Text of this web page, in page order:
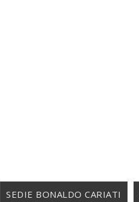
SEDIE BONALDO CARIATI